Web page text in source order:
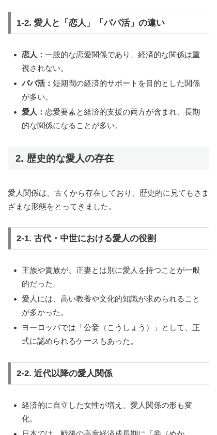
1-2. 愛人と「恋人」「パパ活」の違い
恋人：一般的な恋愛関係であり、経済的な関係は重
視されない。
パパ活：短期間の経済的サポートを目的とした関係
が多い。
愛人：恋愛要素と経済的支援の両方が含まれ、長期
的な関係になることが多い。
2. 歴史的な愛人の存在
愛人関係は、古くから存在しており、歴史的に見てもさま
ざまな形態をとってきました。
2-1. 古代・中世における愛人の役割
王族や貴族が、正妻とは別に愛人を持つことが一般
的だった。
愛人には、高い教養や文化的知識が求められること
が多かった。
ヨーロッパでは「公妾（こうしょう）」として、正
式に認められるケースもあった。
2-2. 近代以降の愛人関係
経済的に自立した女性が増え、愛人関係の形も変
化。